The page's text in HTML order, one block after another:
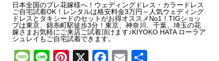
日本全国のプレ花嫁様へ！ウェディングドレス・カラードレス
ご自宅試着OK！レンタルは格安料金3万円～人気ウェディング
ドレスとタキシードのセットがお得オススメNo1！TIGショッ
プは東京、錦糸町駅徒歩3分！東京、神奈川、千葉、埼玉の花
嫁さまお気軽にご来店ご試着頂けます♪KIYOKO HATA ローラア
シュレイもご自宅試着できます。
Message
LinePinterest
X Facebook
Email